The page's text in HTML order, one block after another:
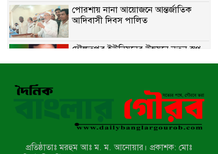
পোরশায় নানা আয়োজনে আন্তর্জাতিক
আদিবাসী দিবস পালিত
দৌলতপুর ইউনিয়নের উন্নয়নে নতুন স্বপ্ন
বাকেরগঞ্জে নিষিদ্ধ জালের বিরুদ্ধে
অভিযান, দুই ব্যবসায়ীকে ১ লাখ টাকা
রাজশাহীর মহানগরীতে মাদক বিরোধী
প্রতিষ্ঠাতাঃ মরহুম আঃ ম. ম. আনোয়ার। প্রকাশক: মোঃ